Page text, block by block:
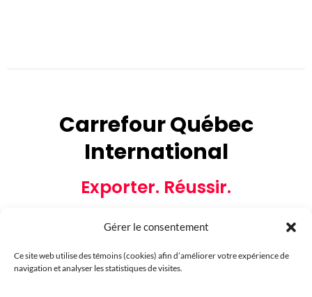
Gérer le consentement
Ce site web utilise des témoins (cookies) afin d’améliorer votre expérience de
navigation et analyser les statistiques de visites.
Carrefour Québec
International
Exporter. Réussir.